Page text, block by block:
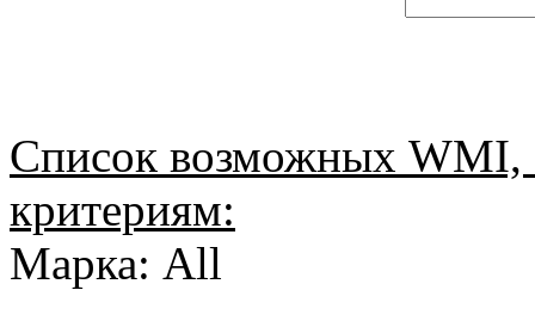
Список возможных
критериям:
Марка: All